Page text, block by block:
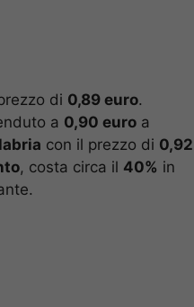
di 0,89 euro.
a 0,90 euro a
con il prezzo di 0,92
, costa circa il 40% in